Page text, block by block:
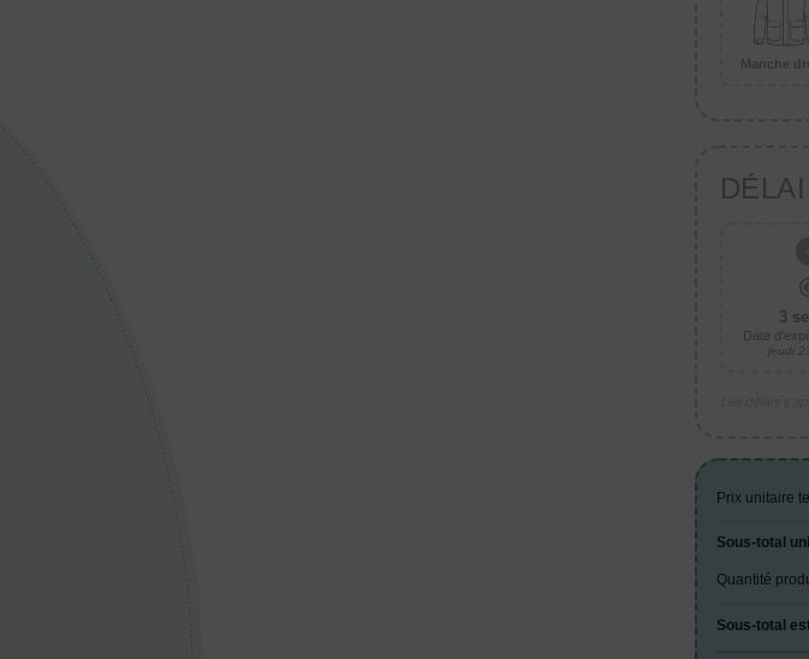
Manche
3
Date
jeudi
Prix unitaire
Sous-total
Quantité
Sous-total